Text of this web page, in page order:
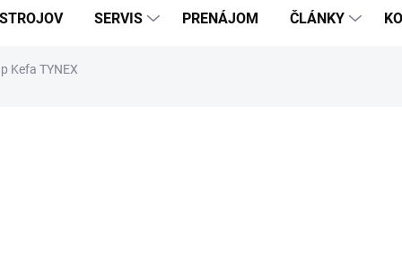
SERVIS PRENÁJOM ČLÁNKY
Kefa TYNEX